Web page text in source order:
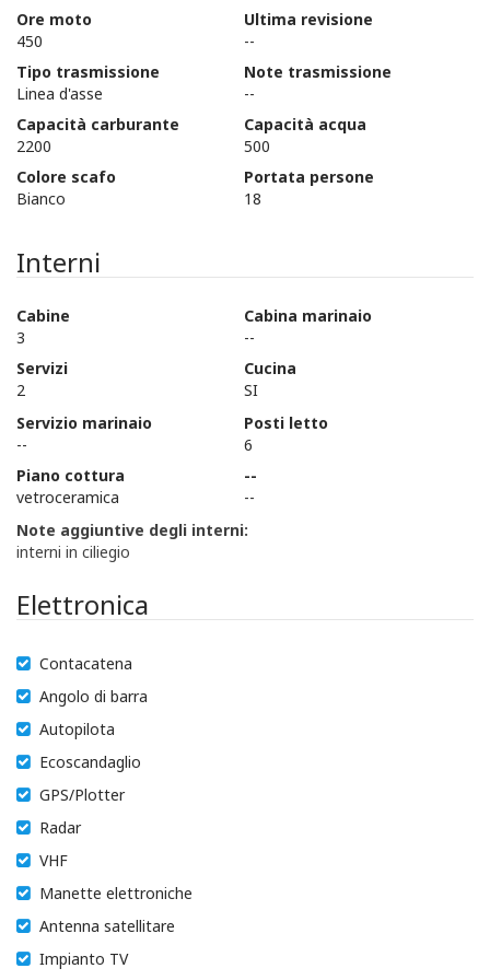
Ore moto
450
Tipo trasmissione
Linea d'asse
Capacità carburante
2200
Colore scafo
Bianco
Ultima revisione
--
Note trasmissione
--
Capacità acqua
500
Portata persone
18
Interni
Cabine
3
Servizi
2
Cabina marinaio
--
Cucina
SI
Servizio marinaio
--
Piano cottura
vetroceramica
Posti letto
6
--
--
Note aggiuntive degli interni:
interni in ciliegio
Elettronica
Contacatena
Angolo di barra
Autopilota
Ecoscandaglio
GPS/Plotter
Radar
VHF
Manette elettroniche
Antenna satellitare
Impianto TV